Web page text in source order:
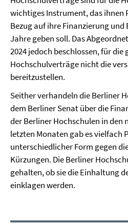
wichtiges Instrument, das ihnen
Bezug auf ihre Finanzierung
Jahre geben soll. Das
2024 jedoch beschlossen, für die
Hochschulverträge nicht die
bereitzustellen.
Seither verhandeln die Berliner
dem Berliner Senat über die
der Berliner Hochschulen in den
letzten Monaten gab es vielfach
unterschiedlicher Form gegen
Kürzungen. Die Berliner
gehalten, ob sie die Einhaltung
einklagen werden.